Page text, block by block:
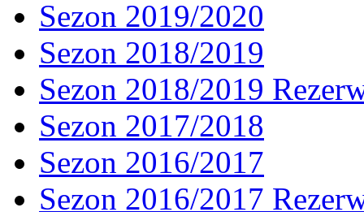
Sezon 2019/2020
Sezon 2018/2019
Sezon 2018/2019
Sezon 2017/2018
Sezon 2016/2017
Sezon 2016/2017